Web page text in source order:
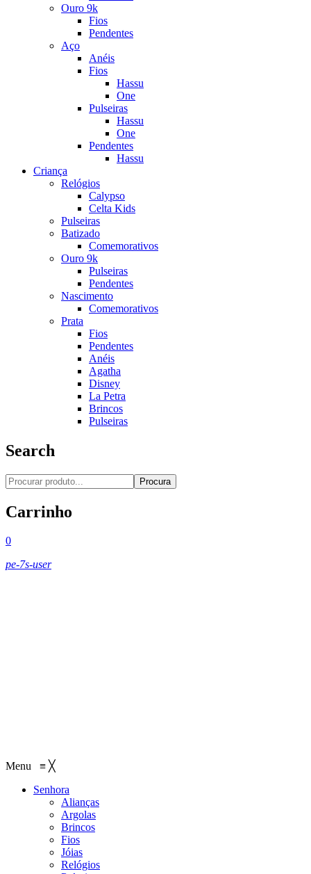
Ouro 9k
Fios
Pendentes
Aço
Anéis
Fios
Hassu
One
Pulseiras
Hassu
One
Pendentes
Hassu
Criança
Relógios
Calypso
Celta Kids
Pulseiras
Batizado
Comemorativos
Ouro 9k
Pulseiras
Pendentes
Nascimento
Comemorativos
Prata
Fios
Pendentes
Anéis
Agatha
Disney
La Petra
Brincos
Pulseiras
Search
Procura
Carrinho
0
pe-7s-user
Menu ≡ ╳
Senhora
Alianças
Argolas
Brincos
Fios
Jóias
Relógios